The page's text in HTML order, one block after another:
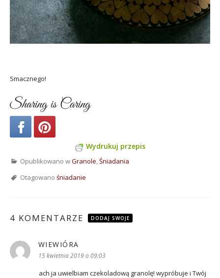
Smacznego!
Sharing is Caring
Wydrukuj przepis
Opublikowano wGranole,Śniadania
Otagowano śniadanie
4 KOMENTARZE DODAJ SWOJE
WIEWIÓRA
15 kwietnia 2019 o 09:03
ach ja uwielbiam czekoladową granolę! wypróbuje i Twój